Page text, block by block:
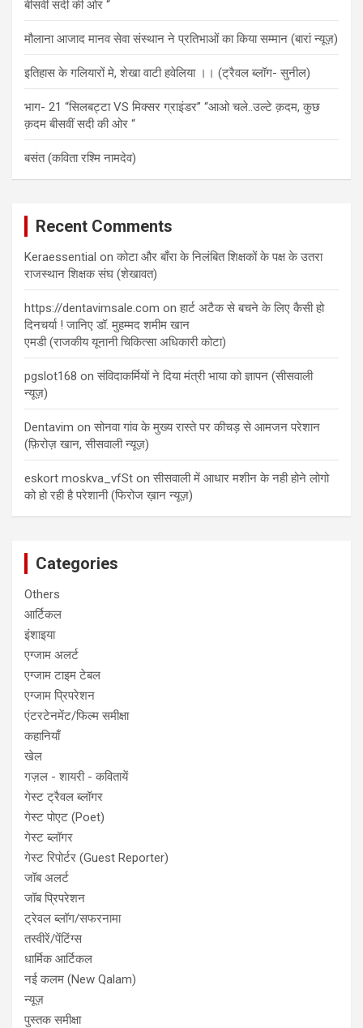
बीसवीं सदी की ओर “
मौलाना आजाद मानव सेवा संस्थान ने प्रतिभाओं का किया सम्मान (बारां न्यूज़)
इतिहास के गलियारों मे, शेखा वाटी हवेलिया ।। (ट्रैवल ब्लॉग- सुनील)
भाग- 21 “सिलबट्टा VS मिक्सर ग्राइंडर” “आओ चले..उल्टे क़दम, कुछ
क़दम बीसवीं सदी की ओर “
बसंत (कविता रश्मि नामदेव)
Recent Comments
Keraessential onकोटा और बाँरा के निलंबित शिक्षकों के पक्ष के उतरा
राजस्थान शिक्षक संघ (शेखावत)
https://dentavimsale.com onहार्ट अटैक से बचने के लिए कैसी हो
दिनचर्या ! जानिए डॉ. मुहम्मद शमीम खान
एमडी (राजकीय यूनानी चिकित्सा अधिकारी कोटा)
pgslot168 onसंविदाकर्मियों ने दिया मंत्री भाया को ज्ञापन (सीसवाली
न्यूज़)
Dentavim onसोनवा गांव के मुख्य रास्ते पर कीचड़ से आमजन परेशान
(फ़िरोज़ खान, सीसवाली न्यूज़)
eskort moskva_vfSt onसीसवाली में आधार मशीन के नही होने लोगो
को हो रही है परेशानी (फिरोज ख़ान न्यूज़)
Categories
Others
आर्टिकल
इंशाइया
एग्जाम अलर्ट
एग्जाम टाइम टेबल
एग्जाम प्रिपरेशन
एंटरटेनमेंट/फिल्म समीक्षा
कहानियाँ
खेल
गज़ल - शायरी - कवितायें
गेस्ट ट्रैवल ब्लॉगर
गेस्ट पोएट (Poet)
गेस्ट ब्लॉगर
गेस्ट रिपोर्टर (Guest Reporter)
जॉब अलर्ट
जॉब प्रिपरेशन
ट्रेवल ब्लॉग/सफरनामा
तस्वीरें/पेंटिंग्स
धार्मिक आर्टिकल
नई कलम (New Qalam)
न्यूज़
पुस्तक समीक्षा